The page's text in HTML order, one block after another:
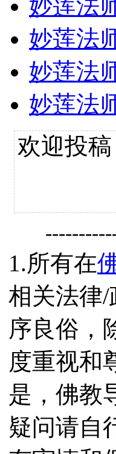
妙莲法
妙莲法
妙莲法
妙莲法
欢迎投
1.所有在
相关法律/
序良俗，
度重视和
是，佛教
疑问请自